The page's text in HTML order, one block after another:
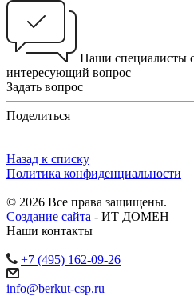
Наши специалисты
интересующий вопрос
Задать вопрос
Поделиться
Назад к списку
Политика конфиденциальности
© 2026 Все права защищены.
Создание сайта - ИТ ДОМЕН
Наши контакты
+7 (495) 162-09-26
info@berkut-csp.ru